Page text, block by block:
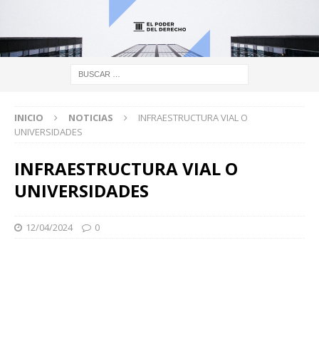
INICIO NOTICIAS
INFRAESTRUCTURA VIAL O
UNIVERSIDADES
INFRAESTRUCTURA VIAL O
UNIVERSIDADES
12/04/2024 0